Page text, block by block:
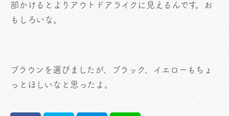
部かけるとよりアウトドアライクに見えるんです。お
もしろいな。
ブラウンを選びましたが、ブラック、イエローもちょ
っとほしいなと思ったよ。